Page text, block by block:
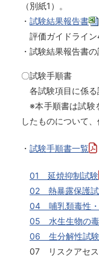
（別紙1）。
・ 試験結果報告書
評価ガイドライン
・試験結果報告書
〇試験手順書
各試験項目に係る
※本手順書は試験
したものについて
・ 試験手順書一覧
01 延焼抑制試験
02 熱暴露保護
04 哺乳類毒性
05 水生生物の
06 生分解性試験
07 リスクアセス